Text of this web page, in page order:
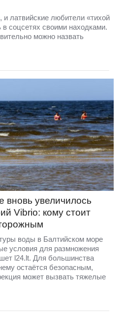
и латвийские любители «тихой
в соцсетях своими находками.
можно назвать
вновь увеличилось
Vibrio: кому стоит
воды в Балтийском море
условия для размножения
l24.lt. Для большинства
остаётся безопасным,
может вызвать тяжелые